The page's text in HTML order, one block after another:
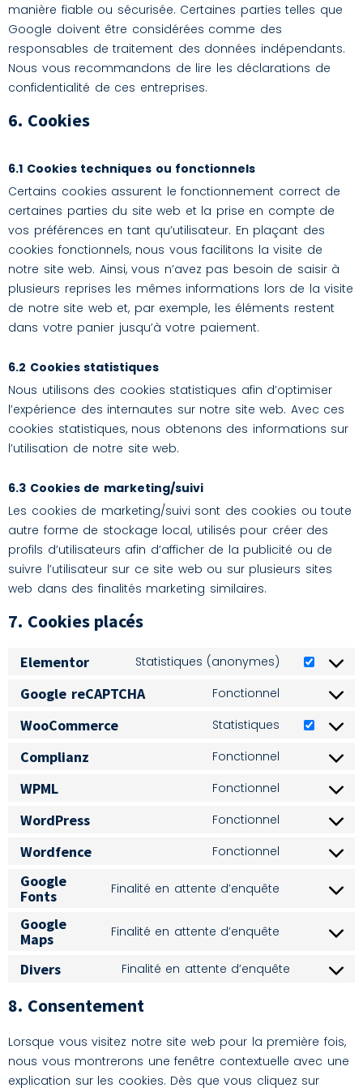
manière fiable ou sécurisée. Certaines parties telles que
Google doivent être considérées comme des
responsables de traitement des données indépendants.
Nous vous recommandons de lire les déclarations de
confidentialité de ces entreprises.
6. Cookies
6.1 Cookies techniques ou fonctionnels
Certains cookies assurent le fonctionnement correct de
certaines parties du site web et la prise en compte de
vos préférences en tant qu’utilisateur. En plaçant des
cookies fonctionnels, nous vous facilitons la visite de
notre site web. Ainsi, vous n’avez pas besoin de saisir à
plusieurs reprises les mêmes informations lors de la visite
de notre site web et, par exemple, les éléments restent
dans votre panier jusqu’à votre paiement.
6.2 Cookies statistiques
Nous utilisons des cookies statistiques afin d’optimiser
l’expérience des internautes sur notre site web. Avec ces
cookies statistiques, nous obtenons des informations sur
l’utilisation de notre site web.
6.3 Cookies de marketing/suivi
Les cookies de marketing/suivi sont des cookies ou toute
autre forme de stockage local, utilisés pour créer des
profils d’utilisateurs afin d’afficher de la publicité ou de
suivre l’utilisateur sur ce site web ou sur plusieurs sites
web dans des finalités marketing similaires.
7. Cookies placés
Elementor Statistiques (anonymes)
Google reCAPTCHA Fonctionnel
WooCommerce Statistiques
Complianz Fonctionnel
WPML Fonctionnel
WordPress Fonctionnel
Wordfence Fonctionnel
Google
Fonts
Finalité en attente d’enquête
Google
Maps
Finalité en attente d’enquête
Divers Finalité en attente d’enquête
8. Consentement
Lorsque vous visitez notre site web pour la première fois,
nous vous montrerons une fenêtre contextuelle avec une
explication sur les cookies. Dès que vous cliquez sur